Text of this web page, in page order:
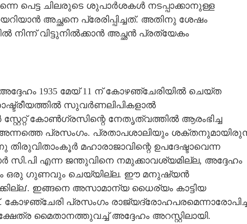
പെട്ട ചിലരുടെ ശുപാർശകൾ നടപ്പാക്കാനുള്ള
അച്ഛനെ പ്രേരിപ്പിച്ചത്. അതിനു ശേഷം
നിന്ന് വിട്ടുനിൽക്കാൻ അച്ഛൻ പ്രത്യേകം
1935 മേയ് 11 ന് കോഴഞ്ചേരിയിൽ ചെയ്ത
സുവർണലിപികളാൽ
സ്റ്റേറ്റ് കോൺഗ്രസിന്റെ നേതൃത്വത്തിൽ ആരംഭിച്ച
പ്രസംഗം. പ്രതാപശാലിയും
മഹാരാജാവിന്റെ ഉപദേഷ്ടാവെന്ന
സി.പി എന്ന ജന്തുവിനെ നമുക്കാവശ്യമില്ല, അദ്ദേഹം
ഒരു ഗുണവും ചെയ്യില്ല. ഈ മനുഷ്യൻ
ഇങ്ങനെ അസാമാന്യ ധൈര്യം കാട്ടിയ
പ്രസംഗം
മൈതാനത്തുവച്ച് അദ്ദേഹം അറസ്റ്റിലായി.
കുതറി വീശിയ കൊടുങ്കാറ്റ്